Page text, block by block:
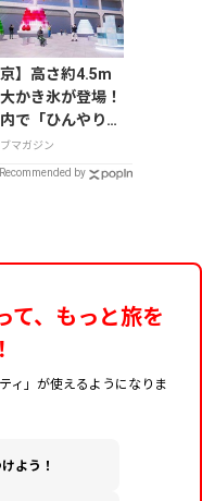
京】高さ約4.5m
かき氷が登場！
で「ひんやりＫ
ＴＥ」が8月7日
催
マガジン
Recommended by
て、もっと旅を
ィ」が使えるようになりま
よう！